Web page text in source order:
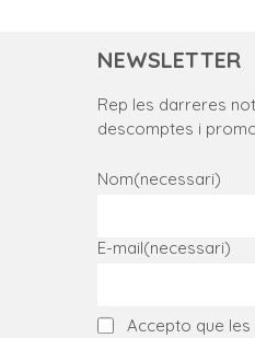
NEWSLETTER
Rep les darreres
descomptes i
Nom(necessari)
E-mail(necessari)
Accepto que